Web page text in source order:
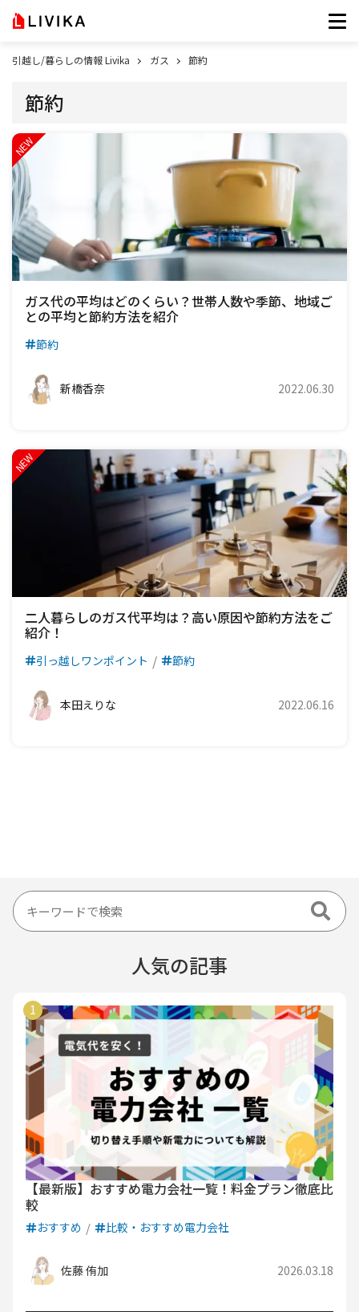
引越し/暮らしの情報 Livika ガス 節約
節約
ガス代の平均はどのくらい？世帯人数や季節、地域ご
との平均と節約方法を紹介
節約
新橋香奈 2022.06.30
二人暮らしのガス代平均は？高い原因や節約方法をご
紹介！
引っ越しワンポイント 節約
本田えりな 2022.06.16
人気の記事
【最新版】おすすめ電力会社一覧！料金プラン徹底比
較
おすすめ 比較・おすすめ電力会社
佐藤 侑加 2026.03.18